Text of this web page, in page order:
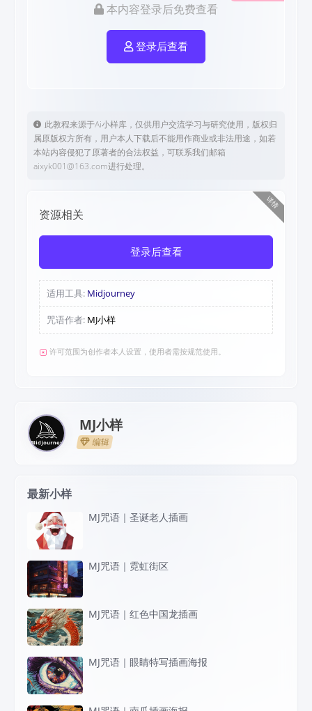
本内容登录后免费查看
登录后查看
此教程来源于Ai小样库，仅供用户交流学习与研究使用，版权归
属原版权方所有，用户本人下载后不能用作商业或非法用途，如若
本站内容侵犯了原著者的合法权益，可联系我们邮箱
aixyk001@163.com进行处理。
详情
资源相关
登录后查看
适用工具: Midjourney
咒语作者: MJ小样
许可范围为创作者本人设置，使用者需按规范使用。
MJ小样
编辑
最新小样
MJ咒语｜圣诞老人插画
MJ咒语｜霓虹街区
MJ咒语｜红色中国龙插画
MJ咒语｜眼睛特写插画海报